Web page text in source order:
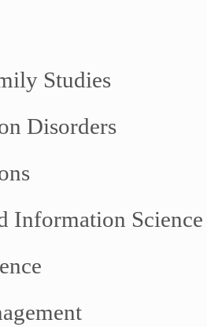
Studies
Disorders
Information Science